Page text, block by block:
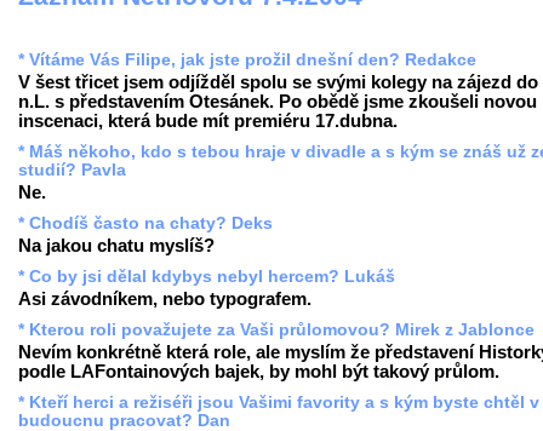
* Vítáme Vás Filipe, jak jste prožil dnešní den? Redakce
V šest třicet jsem odjížděl spolu se svými kolegy na zájezd do
n.L. s představením Otesánek. Po obědě jsme zkoušeli novou
inscenaci, která bude mít premiéru 17.dubna.
* Máš někoho, kdo s tebou hraje v divadle a s kým se znáš už
studií? Pavla
Ne.
* Chodíš často na chaty? Deks
Na jakou chatu myslíš?
* Co by jsi dělal kdybys nebyl hercem? Lukáš
Asi závodníkem, nebo typografem.
* Kterou roli považujete za Vaši průlomovou? Mirek z Jablonce
Nevím konkrétně která role, ale myslím že představení
podle LAFontainových bajek, by mohl být takový průlom.
* Kteří herci a režiséři jsou Vašimi favority a s kým byste chtěl v
budoucnu pracovat? Dan